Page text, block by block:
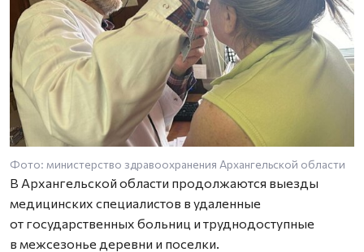
Фото: министерство здравоохранения Архангельской области
В Архангельской области продолжаются выезды
медицинских специалистов в удаленные
от государственных больниц и труднодоступные
в межсезонье деревни и поселки.